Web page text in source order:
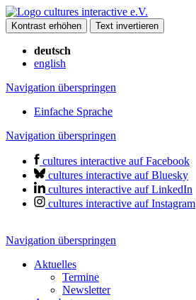
Kontrast erhöhen Text invertieren
deutsch
english
Navigation überspringen
Einfache Sprache
Navigation überspringen
cultures interactive auf Facebook
cultures interactive auf Bluesky
cultures interactive auf LinkedIn
cultures interactive auf Instagram
Navigation überspringen
Aktuelles
Termine
Newsletter